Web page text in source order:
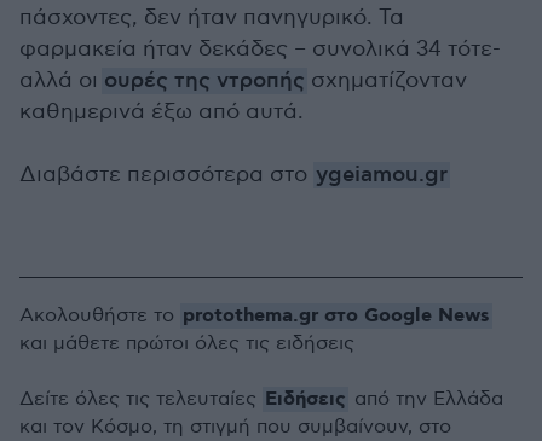
πάσχοντες, δεν ήταν πανηγυρικό. Τα
φαρμακεία ήταν δεκάδες – συνολικά 34 τότε-
αλλά οι ουρές της ντροπής σχηματίζονταν
καθημερινά έξω από αυτά.
Διαβάστε περισσότερα στο ygeiamou.gr
Ακολουθήστε το protothema.gr στο Google News
και μάθετε πρώτοι όλες τις ειδήσεις
Δείτε όλες τις τελευταίες Ειδήσεις από την Ελλάδα
και τον Κόσμο, τη στιγμή που συμβαίνουν, στο